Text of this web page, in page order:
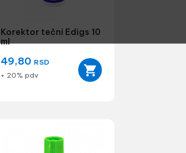
Korektor tečni Edigs 10
ml
49,80 RSD
+ 20% pdv